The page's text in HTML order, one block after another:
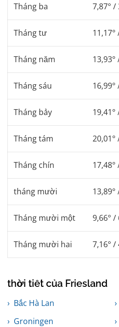
Tháng ba 7,87° /
Tháng tư 11,17°
Tháng năm 13,93°
Tháng sáu 16,99°
Tháng bảy 19,41°
Tháng tám 20,01°
Tháng chín 17,48°
tháng mười 13,89°
Tháng mười một 9,66° /
Tháng mười hai 7,16° /
thời tiết của Friesland
Bắc Hà Lan
Groningen